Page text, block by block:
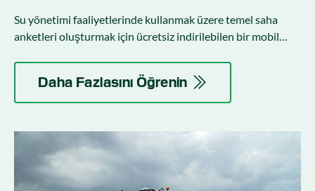
Su yönetimi faaliyetlerinde kullanmak üzere temel saha
anketleri oluşturmak için ücretsiz indirilebilen bir mobil
Daha Fazlasını Öğrenin